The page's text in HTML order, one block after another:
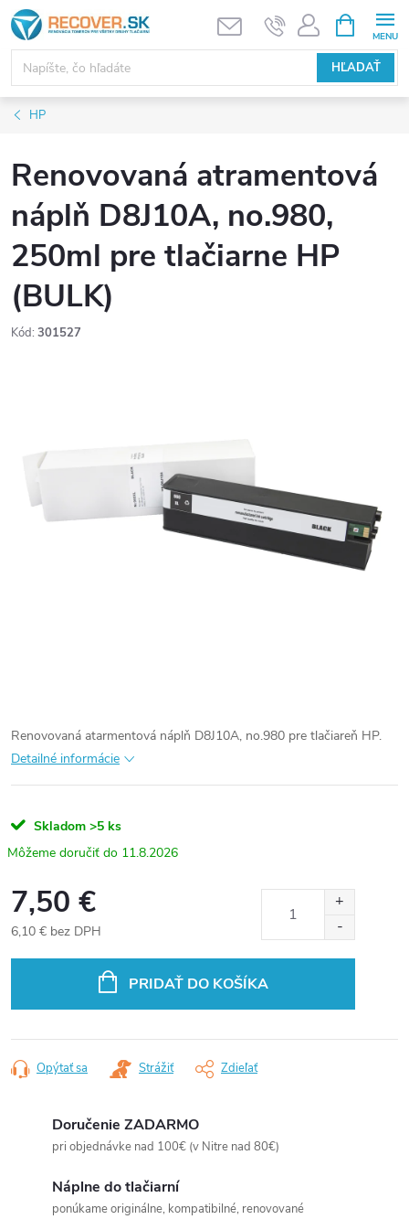
Prejsť
na
obsah
HĽADAŤ
KOŠÍK
HP
Renovovaná atramentová
náplň D8J10A, no.980,
250ml pre tlačiarne HP
(BULK)
Kód: 301527
Renovovaná atarmentová náplň D8J10A, no.980 pre tlačiareň HP.
Detailné informácie
Skladom >5 ks
11.8.2026
7,50 €
6,10 € bez DPH
PRIDAŤ DO KOŠÍKA
Opýtať sa Strážiť Zdieľať
Doručenie ZADARMO
pri objednávke nad 100€ (v Nitre nad 80€)
Náplne do tlačiarní
ponúkame originálne, kompatibilné, renovované